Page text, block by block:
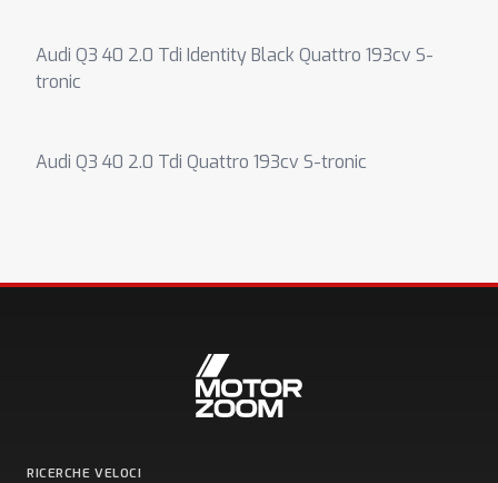
Audi Q3 40 2.0 Tdi Identity Black Quattro 193cv S-
tronic
Audi Q3 40 2.0 Tdi Quattro 193cv S-tronic
RICERCHE VELOCI